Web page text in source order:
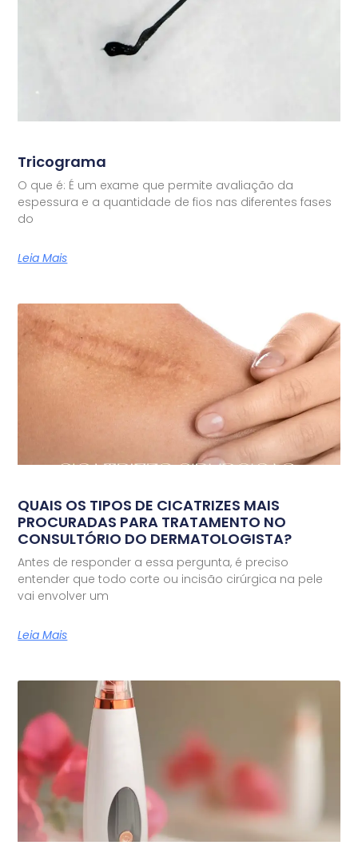
Tricograma
O que é: É um exame que permite avaliação da
espessura e a quantidade de fios nas diferentes fases
do
Leia Mais
QUAIS OS TIPOS DE CICATRIZES MAIS
PROCURADAS PARA TRATAMENTO NO
CONSULTÓRIO DO DERMATOLOGISTA?
Antes de responder a essa pergunta, é preciso
entender que todo corte ou incisão cirúrgica na pele
vai envolver um
Leia Mais